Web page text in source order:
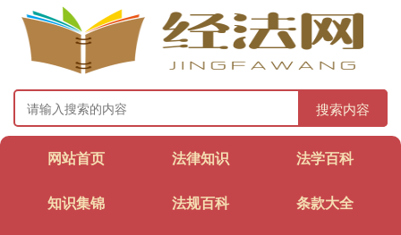
搜索内容
网站首页 法律知识 法学百科
知识集锦 法规百科 条款大全